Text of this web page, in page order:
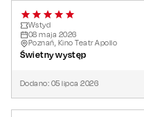
Obsada:
Anna Dereszowska
Marieta Żukowska
Szymon Bobrowski
Autor: Marek Modzelewski
Wstyd
08 maja 2026
Poznań, Kino Teatr Apollo
Świetny występ
Dodano: 05 lipca 2026